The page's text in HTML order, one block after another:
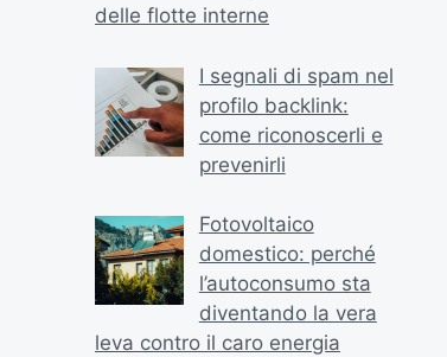
delle flotte interne
I segnali di spam nel
profilo backlink:
come riconoscerli e
prevenirli
Fotovoltaico
domestico: perché
l’autoconsumo sta
diventando la vera
leva contro il caro energia